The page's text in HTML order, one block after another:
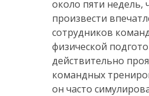
около пяти недель,
произвести
сотрудников
физической
действительно
командных
он часто